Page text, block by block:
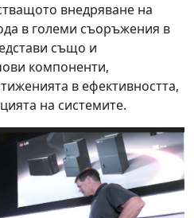
внедряване на
в големи съоръжения в
също и
компоненти,
в ефективността,
на системите.